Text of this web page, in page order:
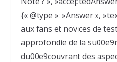
{« @type »: »Answer »,
aux fans et novices de
approfondie de la
du00e9couvrant des